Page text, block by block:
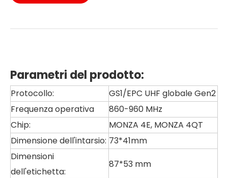
Parametri del prodotto:
Protocollo:
GS1/EPC UHF globale Gen2
Frequenza operativa
860-960 MHz
Chip:
MONZA 4E, MONZA 4QT
Dimensione dell'intarsio: 73*41mm
Dimensioni
dell'etichetta:
87*53 mm